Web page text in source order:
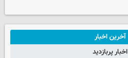
آخرین اخبار
اخبار پربازدید